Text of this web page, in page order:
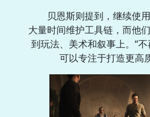
贝恩斯则提到，继续使
大量时间维护工具链，而他
到玩法、美术和叙事上。“
可以专注于打造更高